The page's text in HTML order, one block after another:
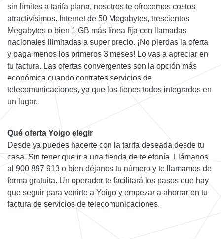
sin límites a tarifa plana, nosotros te ofrecemos costos
atractivísimos. Internet de 50 Megabytes, trescientos
Megabytes o bien 1 GB más línea fija con llamadas
nacionales ilimitadas a super precio. ¡No pierdas la oferta
y paga menos los primeros 3 meses! Lo vas a apreciar en
tu factura. Las ofertas convergentes son la opción más
económica cuando contrates servicios de
telecomunicaciones, ya que los tienes todos integrados en
un lugar.
Qué oferta Yoigo elegir
Desde ya puedes hacerte con la tarifa deseada desde tu
casa. Sin tener que ir a una tienda de telefonía. Llámanos
al 900 897 913 o bien déjanos tu número y te llamamos de
forma gratuita. Un operador te facilitará los pasos que hay
que seguir para venirte a Yoigo y empezar a ahorrar en tu
factura de servicios de telecomunicaciones.